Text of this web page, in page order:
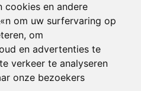
cookies en andere
om uw surfervaring op
om
en advertenties te
verkeer te analyseren
onze bezoekers